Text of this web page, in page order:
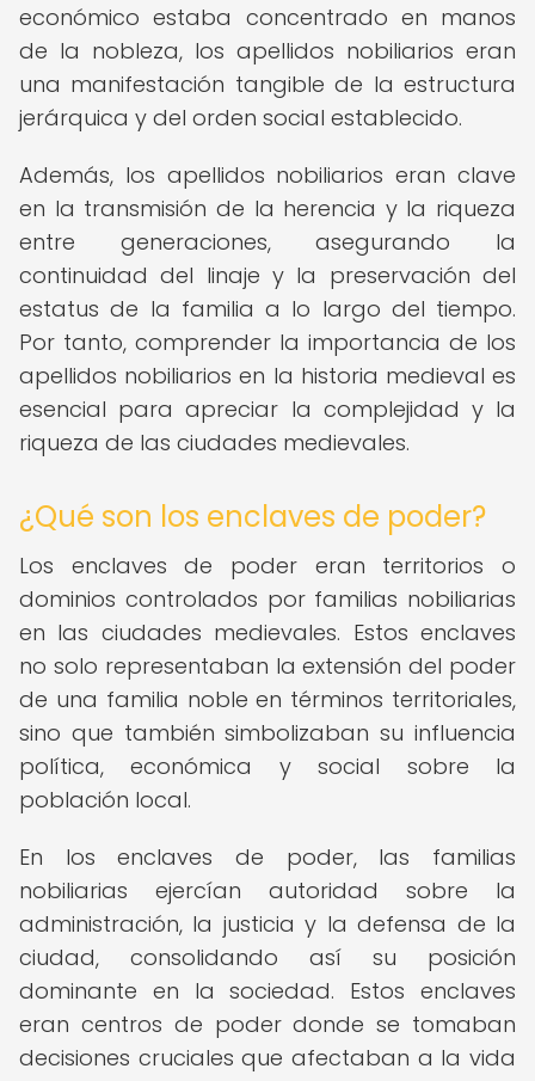
económico estaba concentrado en manos
de la nobleza, los apellidos nobiliarios eran
una manifestación tangible de la estructura
jerárquica y del orden social establecido.
Además, los apellidos nobiliarios eran clave
en la transmisión de la herencia y la riqueza
entre generaciones, asegurando la
continuidad del linaje y la preservación del
estatus de la familia a lo largo del tiempo.
Por tanto, comprender la importancia de los
apellidos nobiliarios en la historia medieval es
esencial para apreciar la complejidad y la
riqueza de las ciudades medievales.
¿Qué son los enclaves de poder?
Los enclaves de poder eran territorios o
dominios controlados por familias nobiliarias
en las ciudades medievales. Estos enclaves
no solo representaban la extensión del poder
de una familia noble en términos territoriales,
sino que también simbolizaban su influencia
política, económica y social sobre la
población local.
En los enclaves de poder, las familias
nobiliarias ejercían autoridad sobre la
administración, la justicia y la defensa de la
ciudad, consolidando así su posición
dominante en la sociedad. Estos enclaves
eran centros de poder donde se tomaban
decisiones cruciales que afectaban a la vida